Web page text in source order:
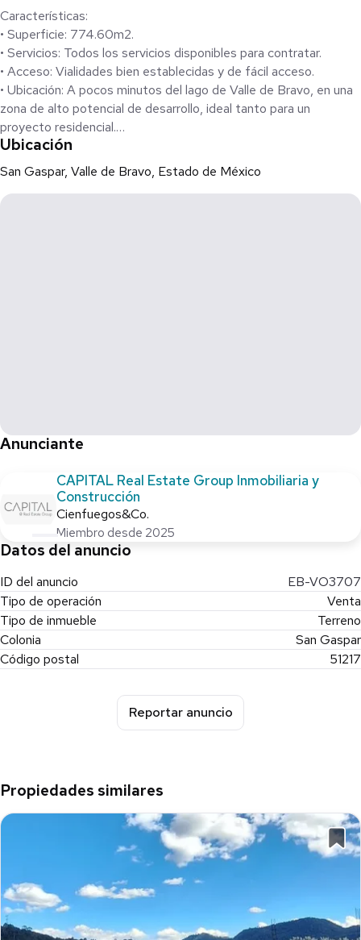
Características:
• Superficie: 774.60m2.
• Servicios: Todos los servicios disponibles para contratar.
• Acceso: Vialidades bien establecidas y de fácil acceso.
• Ubicación: A pocos minutos del lago de Valle de Bravo, en una
zona de alto potencial de desarrollo, ideal tanto para un
proyecto residencial.
Este terreno representa una gran oportunidad de inversión
debido a su ubicación estratégica, con alta demanda tanto para
el turismo como para quienes buscan un lugar exclusivo para
Ubicación
San Gaspar, Valle de Bravo, Estado de México
Anunciante
CAPITAL Real Estate Group Inmobiliaria y
Construcción
Cienfuegos&Co.
Miembro desde 2025
Datos del anuncio
ID del anuncio
EB-VO3707
Tipo de operación
Venta
Tipo de inmueble
Terreno
Colonia
San Gaspar
Código postal
51217
Reportar anuncio
Propiedades similares